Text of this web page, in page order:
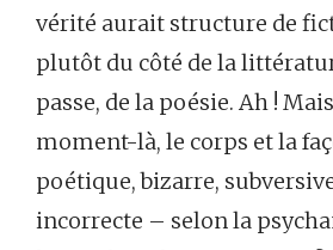
vérité aurait structure de
plutôt du côté de la
passe, de la poésie. Ah !
moment-là, le corps et la
poétique, bizarre,
incorrecte – selon la